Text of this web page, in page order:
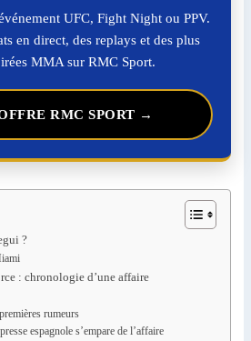
UFC, Fight Night ou PPV.
en direct, des replays et des plus
MMA sur RMC Sport.
RMC SPORT →
?
: chronologie d’une affaire
rumeurs
espagnole s’empare de l’affaire